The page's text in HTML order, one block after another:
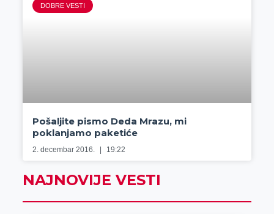
DOBRE VESTI
Pošaljite pismo Deda Mrazu, mi
poklanjamo paketiće
2. decembar 2016. 19:22
NAJNOVIJE VESTI